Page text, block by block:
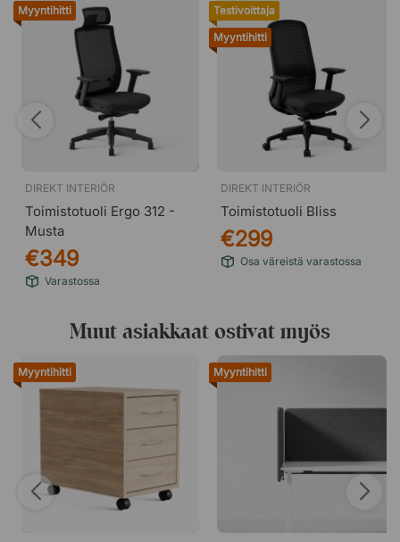
Myyntihitti
DIREKT INTERIÖR
Toimistotuoli Ergo 312 -
Musta
€349
Varastossa
Testivoittaja
Myyntihitti
DIREKT INTERIÖR
Toimistotuoli Bliss
€299
Osa väreistä varastossa
Muut asiakkaat ostivat myös
Myyntihitti Myyntihitti